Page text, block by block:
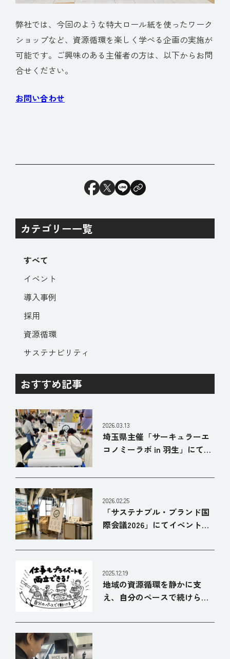
弊社では、今回のような特大ロール紙を使ったワーク
ショップなど、資源循環を楽しく学べる企画の実施が
可能です。ご興味のある主催者の方は、以下からお問
合せください。
お問い合わせ
カテゴリー一覧
すべて
イベント
導入事例
採用
資源循環
サステナビリティ
おすすめ記事
2026.03.13
埼玉県主催「サーキュラーエ
コノミーラボ in 羽生」にて、
たワークショップを行いまし
2026.02.25
「サステナブル・ブランド国
際会議2026」にてイベント用
いました。
2025.12.19
地域の資源循環を静かに支
え、自分のペースで続けられ